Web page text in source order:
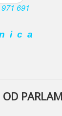
691
i c a
OD